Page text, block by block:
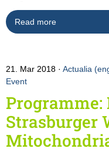
Read more
21. Mar 2018 Actualia
Event
Programme:
Strasburger